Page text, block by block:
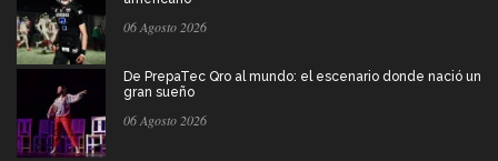
06 Agosto 2026
De PrepaTec Qro al mundo: el escenario donde nació un
gran sueño
06 Agosto 2026